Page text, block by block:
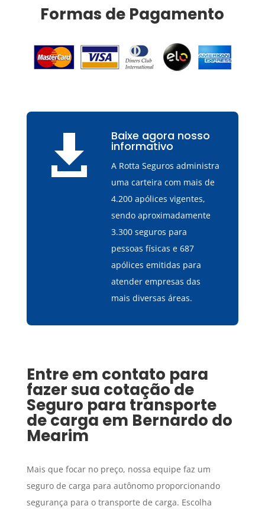
Formas de Pagamento
 Baixe agora nosso
informativo
A Rotta Seguros administra
uma carteira com mais de
4.200 apólices vigentes,
sendo aproximadamente
3.300 seguros para
pessoas físicas e 687
apólices emitidas para
atender empresas das
mais diversas áreas.
Entre em contato para
fazer sua cotação de
Seguro para transporte
de carga em Bernardo do
Mearim
Mais que focar no preço, nossa equipe faz um
seguro de carga para autônomo proporcionando
segurança para o transporte de carga. Escolha